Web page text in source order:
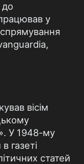
до
у
спрямування
вісім
У 1948-му
газеті
статей